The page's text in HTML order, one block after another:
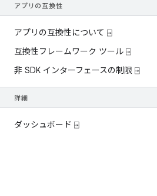
アプリの互換性
アプリの互換性について ⍈
互換性フレームワーク ツール ⍈
非 SDK インターフェースの制限 ⍈
詳細
ダッシュボード ⍈